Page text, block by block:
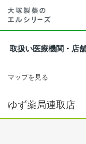
取扱い医療機関・店
マップを見る
ゆず薬局連取店